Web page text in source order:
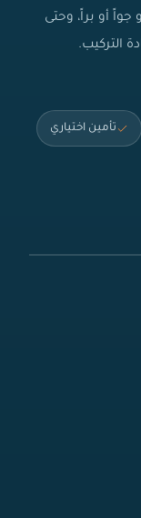
أو براً، وحتى
التركيب.
تأمين اختياري